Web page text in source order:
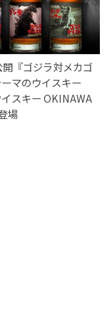
『ゴジラ対メカゴ
マのウイスキー
イスキー OKINAWA
場